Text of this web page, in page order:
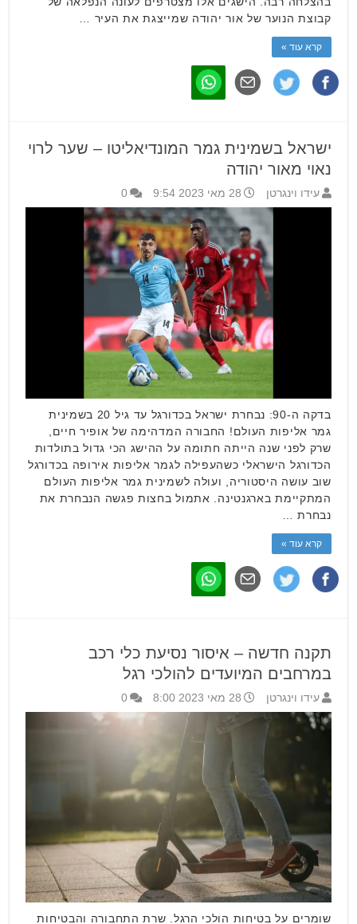
קבוצת הנוער של אור יהודה שמייצגת את העיר …
קרא עוד »
ישראל בשמינית גמר המונדיאליטו – שער לרוי
נאוי מאור יהודה
עידו וינגרטן 28 מאי 2023 9:54 0
בדקה ה-90: נבחרת ישראל בכדורגל עד גיל 20 בשמינית
גמר אליפות העולם! החבורה המדהימה של אופיר חיים,
שרק לפני שנה הייתה חתומה על ההישג הכי גדול בתולדות
הכדורגל הישראלי כשהעפילה לגמר אליפות אירופה בכדורגל
שוב עושה היסטוריה, ועולה לשמינית גמר אליפות העולם
המתקיימת בארגנטינה. אתמול בחצות פגשה הנבחרת את
נבחרת …
קרא עוד »
תקנה חדשה – איסור נסיעת כלי רכב
במרחבים המיועדים להולכי רגל
עידו וינגרטן 28 מאי 2023 8:00 0
שומרים על בטיחות הולכי הרגל. שרת התחבורה והבטיחות